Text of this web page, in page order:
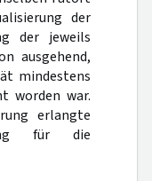
der
der jeweils
ausgehend,
mindestens
worden war.
erlangte
für die